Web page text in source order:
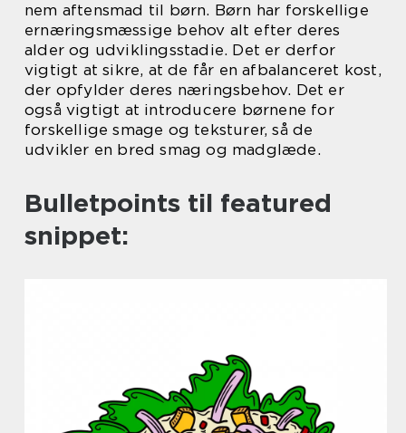
nem aftensmad til børn. Børn har forskellige
ernæringsmæssige behov alt efter deres
alder og udviklingsstadie. Det er derfor
vigtigt at sikre, at de får en afbalanceret kost,
der opfylder deres næringsbehov. Det er
også vigtigt at introducere børnene for
forskellige smage og teksturer, så de
udvikler en bred smag og madglæde.
Bulletpoints til featured
snippet: